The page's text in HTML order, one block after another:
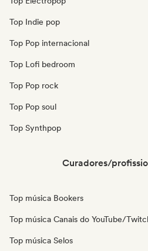
Top Indie pop
Top Pop internacional
Top Lofi bedroom
Top Pop rock
Top Pop soul
Top Synthpop
Curadores/
Top música Bookers
Top música Canais do YouTube/
Top música Selos